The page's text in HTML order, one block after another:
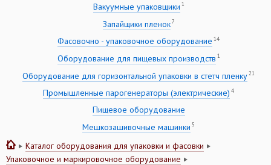
Вакуумные упаковщики 1
Запайщики пленок 7
Фасовочно - упаковочное оборудование 14
Оборудование для пищевых производств 1
Оборудование для горизонтальной упаковки в стетч пленку21
Промышленные парогенераторы (электрические) 4
Пищевое оборудование
Мешкозашивочные машинки 5
Каталог оборудования для упаковки и фасовки
Упаковочное и маркировочное оборудование